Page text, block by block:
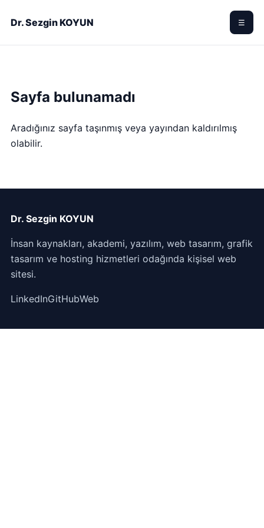
Dr. Sezgin KOYUN ☰
Sayfa bulunamadı
Aradığınız sayfa taşınmış veya yayından kaldırılmış
olabilir.
Dr. Sezgin KOYUN
İnsan kaynakları, akademi, yazılım, web tasarım, grafik
tasarım ve hosting hizmetleri odağında kişisel web
sitesi.
LinkedInGitHubWeb